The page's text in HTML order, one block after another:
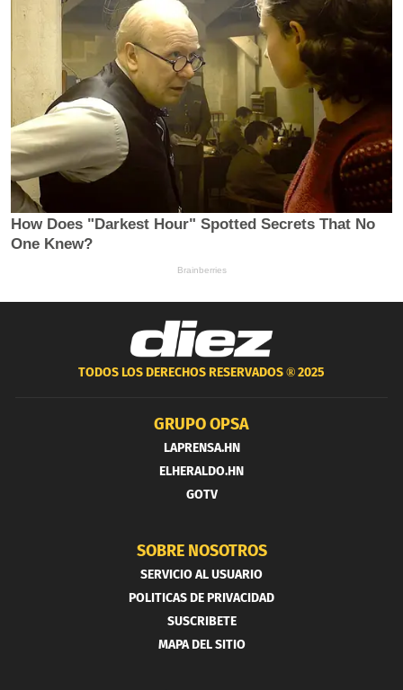
TODOS LOS DERECHOS RESERVADOS ®2025
GRUPO OPSA
LAPRENSA.HN
ELHERALDO.HN
GOTV
SOBRE NOSOTROS
SERVICIO AL USUARIO
POLITICAS DE PRIVACIDAD
SUSCRIBETE
MAPA DEL SITIO